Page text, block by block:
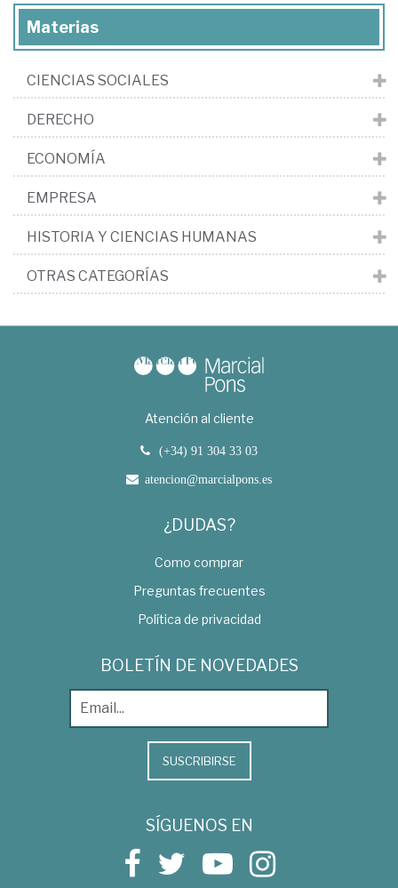
Materias
CIENCIAS SOCIALES
DERECHO
ECONOMÍA
EMPRESA
HISTORIA Y CIENCIAS HUMANAS
OTRAS CATEGORÍAS
Atención al cliente
(+34) 91 304 33 03
atencion@marcialpons.es
¿DUDAS?
Como comprar
Preguntas frecuentes
Política de privacidad
BOLETÍN DE NOVEDADES
SUSCRIBIRSE
SÍGUENOS EN